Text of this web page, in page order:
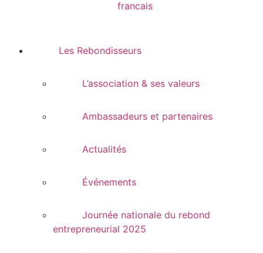
Les Rebondisseurs
L’association & ses valeurs
Ambassadeurs et partenaires
Actualités
Événements
Journée nationale du rebond
entrepreneurial 2025